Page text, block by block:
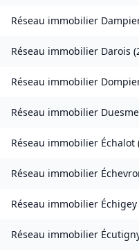
Réseau immobilier
Réseau immobilier Darois (
Réseau immobilier
Réseau immobilier Duesme
Réseau immobilier Échalot
Réseau immobilier
Réseau immobilier Échigey
Réseau immobilier